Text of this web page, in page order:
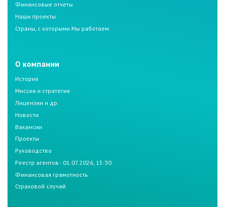
Финансовые отчеты
Наши проекты
Страны, с которыми Мы работаем
О компании
История
Миссия и стратегия
Лицензии и др.
Новости
Вакансии
Проекты
Руководство
Реестр агентов - 01.07.2026, 15:30
Финансовая грамотность
Страховой случай